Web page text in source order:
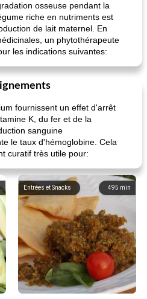
osseuse pendant la
riche en nutriments est
de lait maternel. En
un phytothérapeute
les indications suivantes:
fournissent un effet d'arrêt
K, du fer et de la
sanguine
le taux d'hémoglobine. Cela
curatif très utile pour:
495 min
Entrées et Snacks